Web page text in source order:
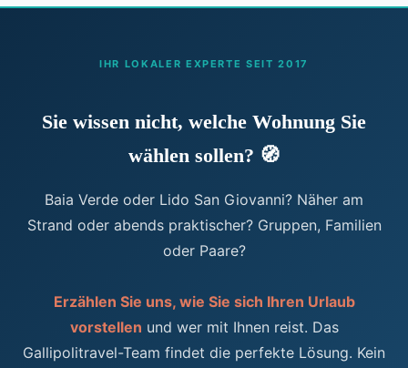
IHR LOKALER EXPERTE SEIT 2017
Sie wissen nicht, welche Wohnung Sie
wählen sollen? 🧭
Baia Verde oder Lido San Giovanni? Näher am
Strand oder abends praktischer? Gruppen, Familien
oder Paare?
Erzählen Sie uns, wie Sie sich Ihren Urlaub
vorstellen und wer mit Ihnen reist. Das
Gallipolitravel-Team findet die perfekte Lösung. Kein